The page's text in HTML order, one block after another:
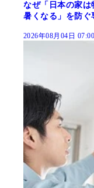
なぜ「日本の家
暑くなる」を防
2026年08月04日 07:00